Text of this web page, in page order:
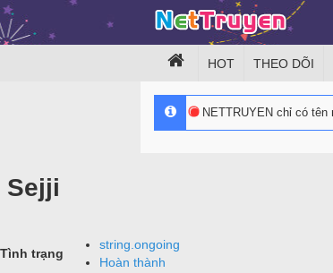
HOT THEO DÕI
NETTRUYEN chỉ có tên
Sejji
Tình trạng
string.ongoing
Hoàn thành